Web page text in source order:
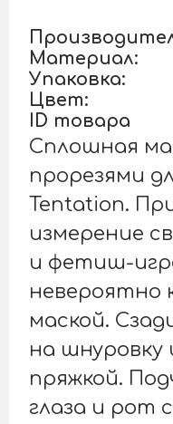
Материал:
Упаковка:
Цвет:
ID товара
Сплошная
прорезями
Tentation.
измерение
и фетиш-
невероятно
маской.
на шнуровку
пряжкой.
глаза и рот